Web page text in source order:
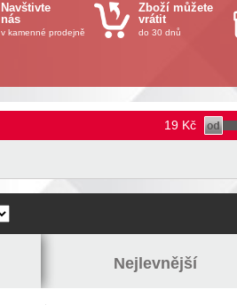
Navštivte
nás
v kamenné prodejně
Zboží můžete
vrátit
do 30 dnů
19 Kč
Nejlevnější